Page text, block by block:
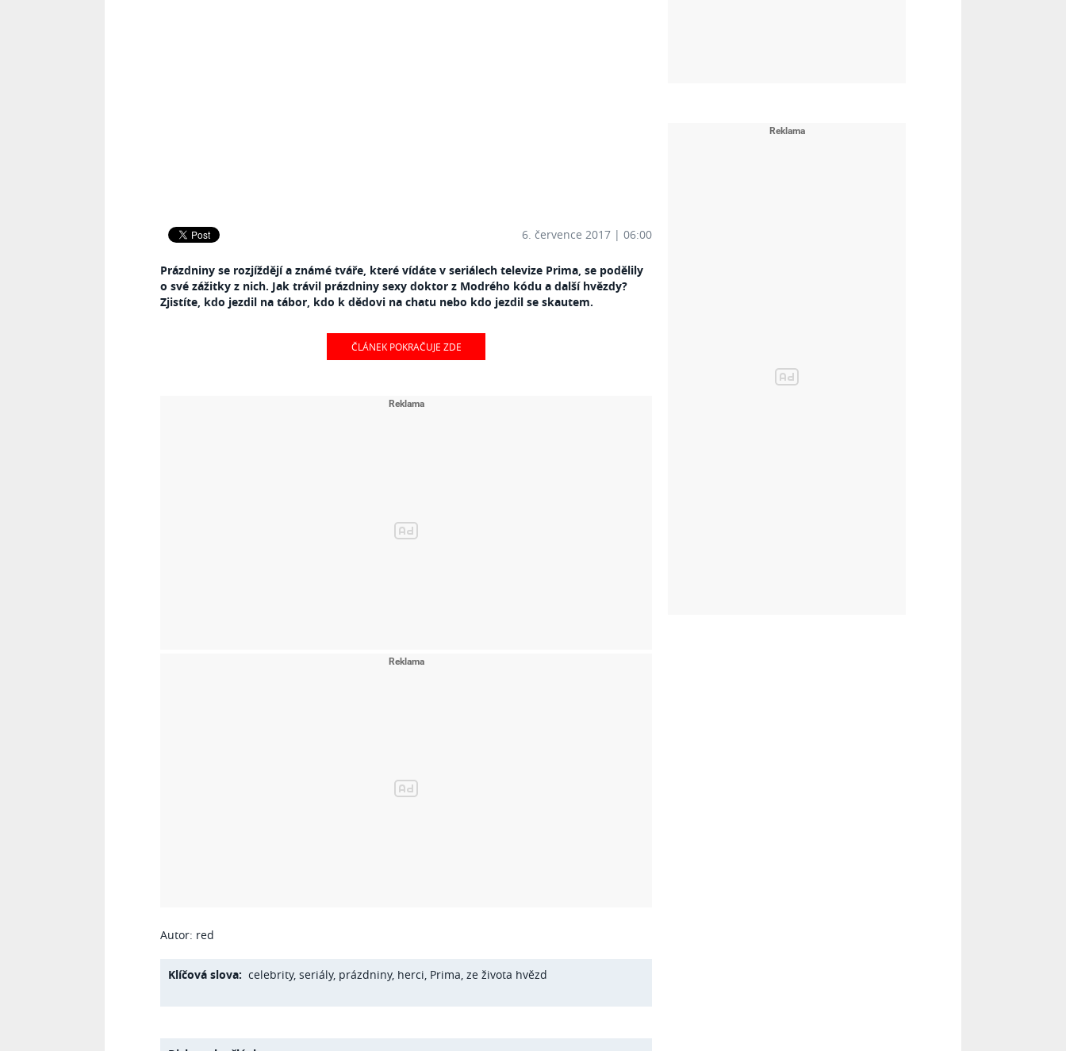
6. července 2017 | 06:00
Prázdniny se rozjíždějí a známé tváře, které vídáte v seriálech televize Prima, se podělily
o své zážitky z nich. Jak trávil prázdniny sexy doktor z Modrého kódu a další hvězdy?
Zjistíte, kdo jezdil na tábor, kdo k dědovi na chatu nebo kdo jezdil se skautem.
ČLÁNEK POKRAČUJE ZDE
Autor: red
Klíčová slova: celebrity, seriály, prázdniny, herci, Prima, ze života hvězd